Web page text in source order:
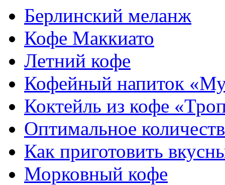
Берлинский меланж
Кофе Маккиато
Летний кофе
Кофейный напиток
Коктейль из кофе
Оптимальное
Как приготовить
Морковный кофе